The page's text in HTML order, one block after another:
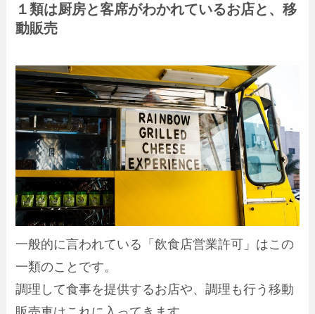
１類は厨房と客席がわかれているお店と、移
動販売
一般的に言われている「飲食店営業許可」はこの
一類のことです。
調理して食事を提供するお店や、調理も行う移動